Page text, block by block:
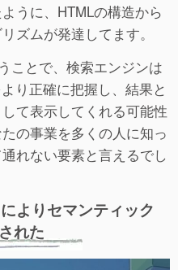
うに、HTMLの構造から
ズムが発達してます。
ことで、検索エンジンは
り正確に把握し、結果と
て表示してくれる可能性
の事業を多くの人に知っ
れない要素と言えるでし
よりセマンティック
れた